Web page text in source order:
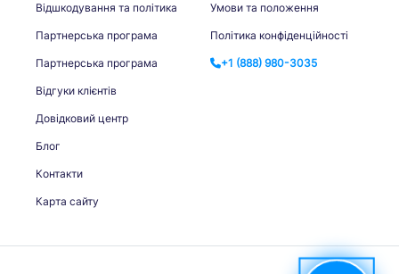
Відшкодування та політика
Партнерська програма
Партнерська програма
Відгуки клієнтів
Довідковий центр
Блог
Контакти
Карта сайту
Умови та положення
Політика конфіденційності
+1 (888) 980-3035